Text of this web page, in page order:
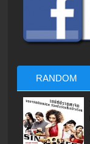
RANDOM